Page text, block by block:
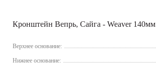
Кронштейн Вепрь, Сайга - Weaver 140мм
Верхнее основание:
Нижнее основание: